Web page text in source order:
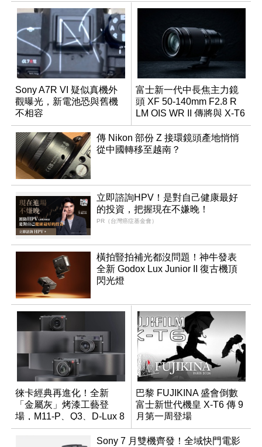
Sony A7R VI 疑似真機外
觀曝光，新電池恐與舊機
不相容
富士新一代中長焦主力鏡
頭 XF 50-140mm F2.8 R
LM OIS WR II 傳將與 X-T6
同步亮相
傳 Nikon 部份 Z 接環鏡頭產地悄悄
從中國轉移至越南？
立即諮詢HPV！是對自己健康最好
的投資，把握現在不嫌晚！
PR（台灣癌症基金會）
橫拍豎拍補光都沒問題！神牛發表
全新 Godox Lux Junior II 復古機頂
閃光燈
徠卡經典再進化！全新
「金屬灰」烤漆工藝登
場，M11-P、Q3、D-Lux 8
領銜換裝
巴黎 FUJIKINA 盛會倒數
富士新世代機皇 X-T6 傳 9
月第一周登場
Sony 7 月雙機齊發！全域快門電影